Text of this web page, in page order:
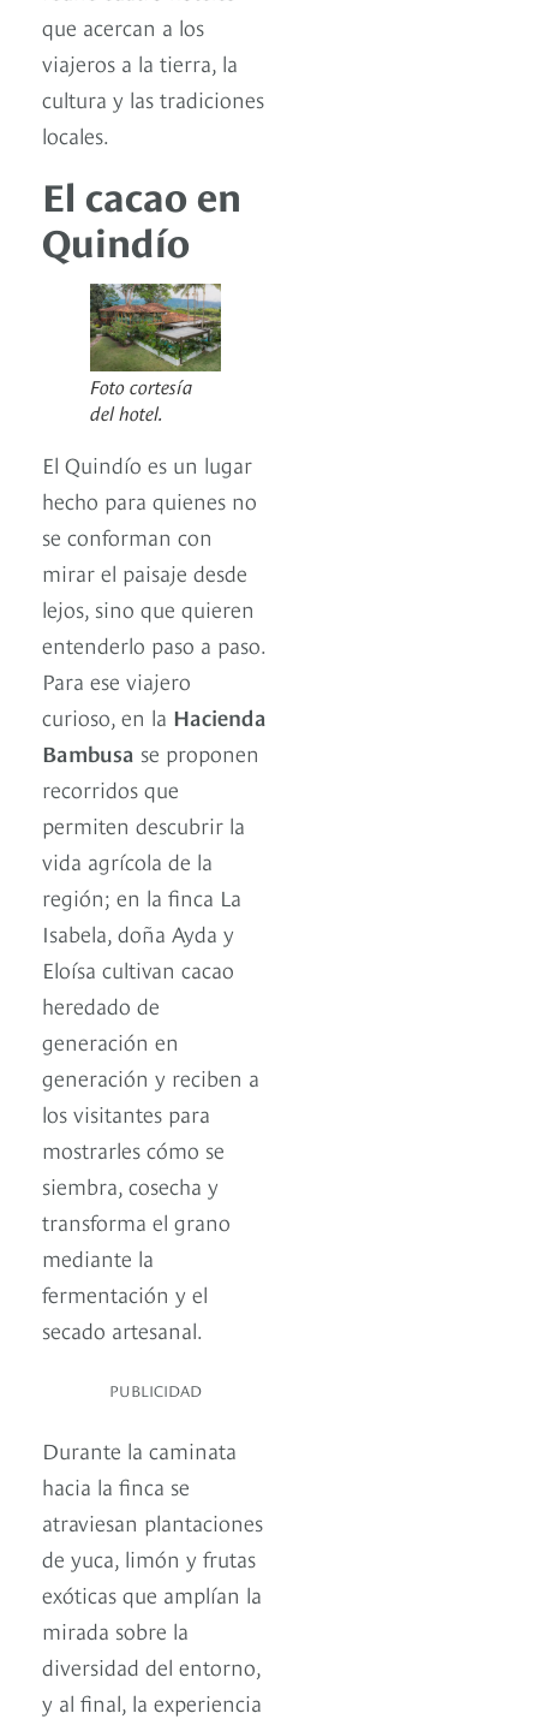
que acercan a los
viajeros a la tierra, la
cultura y las tradiciones
locales.
El cacao en
Quindío
Foto cortesía
del hotel.
El Quindío es un lugar
hecho para quienes no
se conforman con
mirar el paisaje desde
lejos, sino que quieren
entenderlo paso a paso.
Para ese viajero
curioso, en la Hacienda
Bambusa se proponen
recorridos que
permiten descubrir la
vida agrícola de la
región; en la finca La
Isabela, doña Ayda y
Eloísa cultivan cacao
heredado de
generación en
generación y reciben a
los visitantes para
mostrarles cómo se
siembra, cosecha y
transforma el grano
mediante la
fermentación y el
secado artesanal.
PUBLICIDAD
Durante la caminata
hacia la finca se
atraviesan plantaciones
de yuca, limón y frutas
exóticas que amplían la
mirada sobre la
diversidad del entorno,
y al final, la experiencia